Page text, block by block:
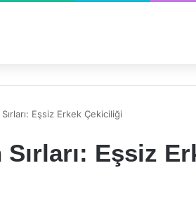
Sırları: Eşsiz Erkek Çekiciliği
Sırları: Eşsiz